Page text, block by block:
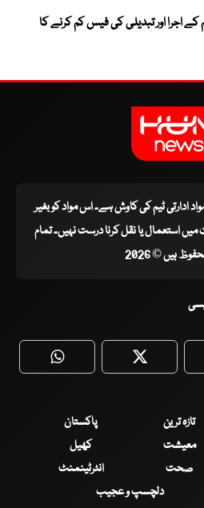
اجرا اور تبدیلی کی فیس کم کرنے کا
ادارتی ٹیم کی کاوش ہے۔ اس مواد کو بغیر
استعمال یا نقل کرنا درست نہیں۔ تمام
ہیں © 2026
WhatsApp Twitter
تازہ ترین
پاکستان
معیشت
کھیل
صحت
انٹرٹینمنٹ
دلچسپ و عجیب